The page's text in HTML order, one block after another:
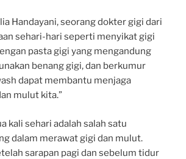
Handayani, seorang dokter gigi dari
sehari-hari seperti menyikat gigi
pasta gigi yang mengandung
benang gigi, dan berkumur
dapat membantu menjaga
mulut kita.”
kali sehari adalah salah satu
dalam merawat gigi dan mulut.
sarapan pagi dan sebelum tidur